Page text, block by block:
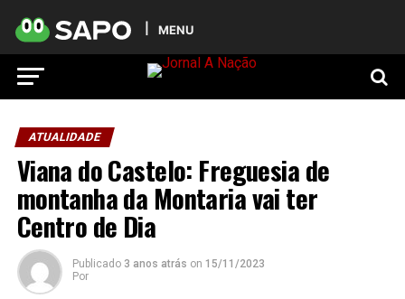
MENU
ATUALIDADE
Viana do Castelo: Freguesia de
montanha da Montaria vai ter
Centro de Dia
Publicado 3 anos atrás on 15/11/2023
Por